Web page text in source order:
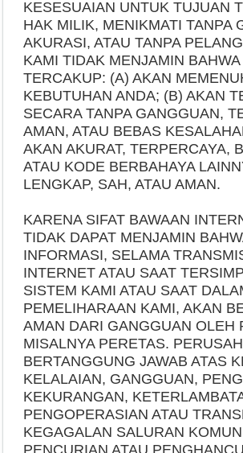
KESESUAIAN UNTUK TUJUAN
HAK MILIK, MENIKMATI TANPA
AKURASI, ATAU TANPA
KAMI TIDAK MENJAMIN
TERCAKUP: (A) AKAN
KEBUTUHAN ANDA; (B) AKAN
SECARA TANPA GANGGUAN,
AMAN, ATAU BEBAS
AKAN AKURAT, TERPERCAYA,
ATAU KODE BERBAHAYA
LENGKAP, SAH, ATAU AMAN.
KARENA SIFAT BAWAAN
TIDAK DAPAT MENJAMIN
INFORMASI, SELAMA
INTERNET ATAU SAAT
SISTEM KAMI ATAU SAAT
PEMELIHARAAN KAMI, AKAN
AMAN DARI GANGGUAN OLEH
MISALNYA PERETAS.
BERTANGGUNG JAWAB ATAS
KELALAIAN, GANGGUAN,
KEKURANGAN,
PENGOPERASIAN ATAU
KEGAGALAN SALURAN
PENCURIAN ATAU